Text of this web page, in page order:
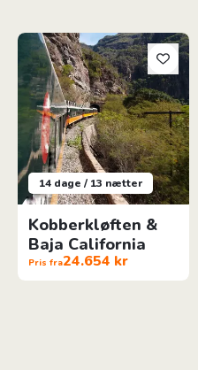
14 dage / 13 nætter
Kobberkløften &
Baja California
Pris fra24.654 kr
Kobberkløften & Baja California